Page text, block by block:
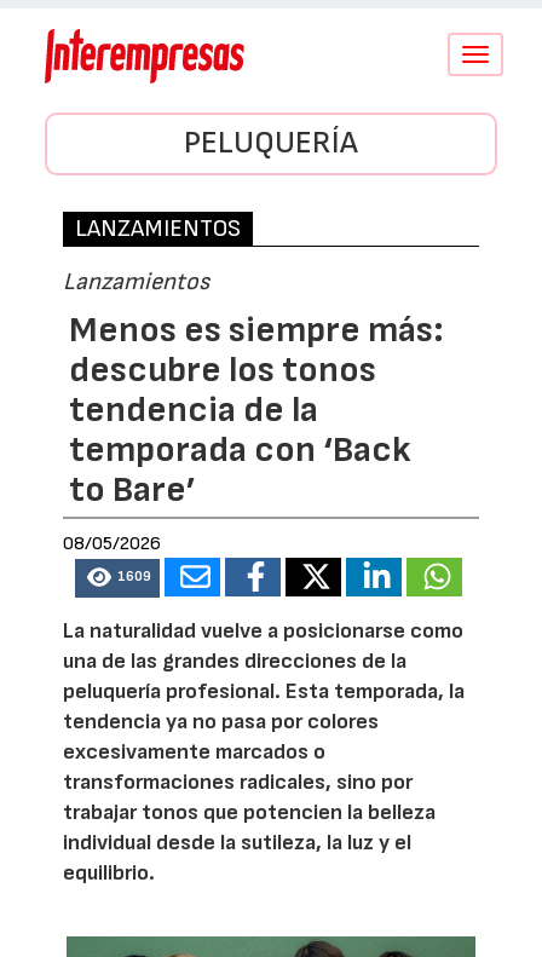
Conmutar
PELUQUERÍA
LANZAMIENTOS
Lanzamientos
Menos es siempre más:
descubre los tonos
tendencia de la
temporada con ‘Back
to Bare’
08/05/2026
1609
La naturalidad vuelve a posicionarse como
una de las grandes direcciones de la
peluquería profesional. Esta temporada, la
tendencia ya no pasa por colores
excesivamente marcados o
transformaciones radicales, sino por
trabajar tonos que potencien la belleza
individual desde la sutileza, la luz y el
equilibrio.